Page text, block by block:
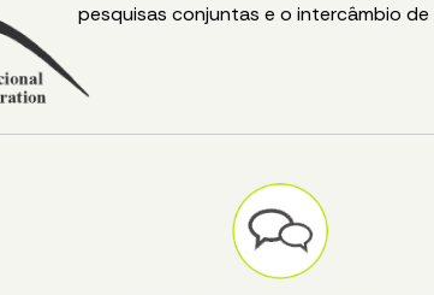
pesquisas conjuntas e o intercâmbio